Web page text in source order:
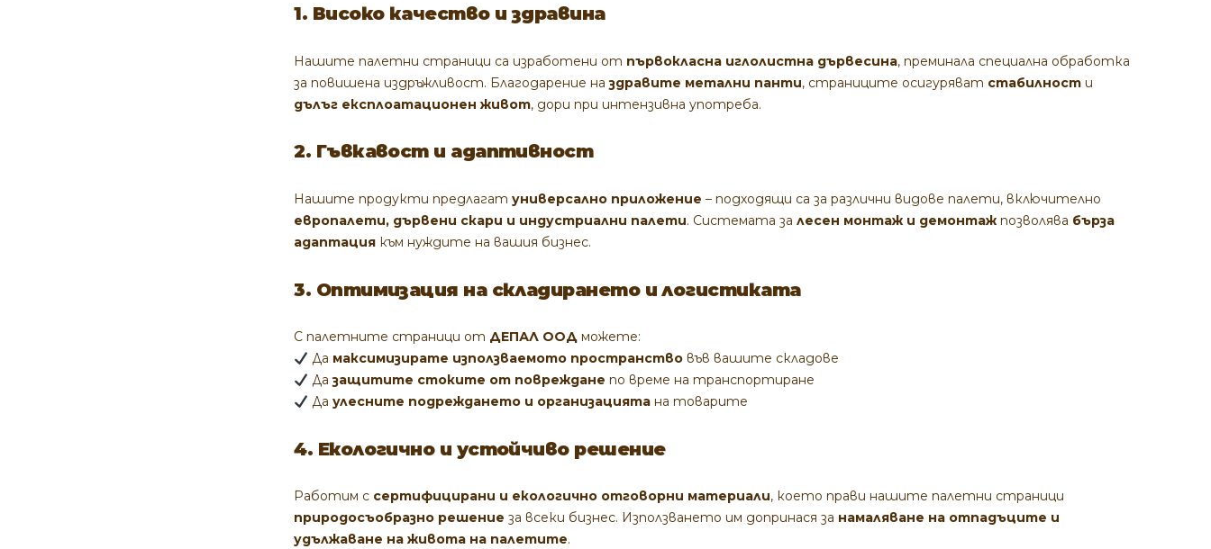
1. Високо качество и здравина
Нашите палетни страници са изработени от първокласна иглолистна дървесина, преминала специална обработка
за повишена издръжливост. Благодарение наздравите метални панти, страниците осигуряват стабилност и
дълъг експлоатационен живот, дори при интензивна употреба.
2. Гъвкавост и адаптивност
Нашите продукти предлагатуниверсално приложение – подходящи са за различни видове палети, включително
европалети, дървени скари и индустриални палети. Системата залесен монтаж и демонтаж позволява бърза
адаптация към нуждите на вашия бизнес.
3. Оптимизация на складирането и логистиката
С палетните страници от ДЕПАЛ ООД можете:
Да максимизирате използваемото пространство във вашите складове
Дазащитите стоките от повреждане по време на транспортиране
Даулесните подреждането и организацията на товарите
4. Екологично и устойчиво решение
Работим с сертифицирани и екологично отговорни материали, което прави нашите палетни страници
природосъобразно решение за всеки бизнес. Използването им допринася за намаляване на отпадъците и
удължаване на живота на палетите.